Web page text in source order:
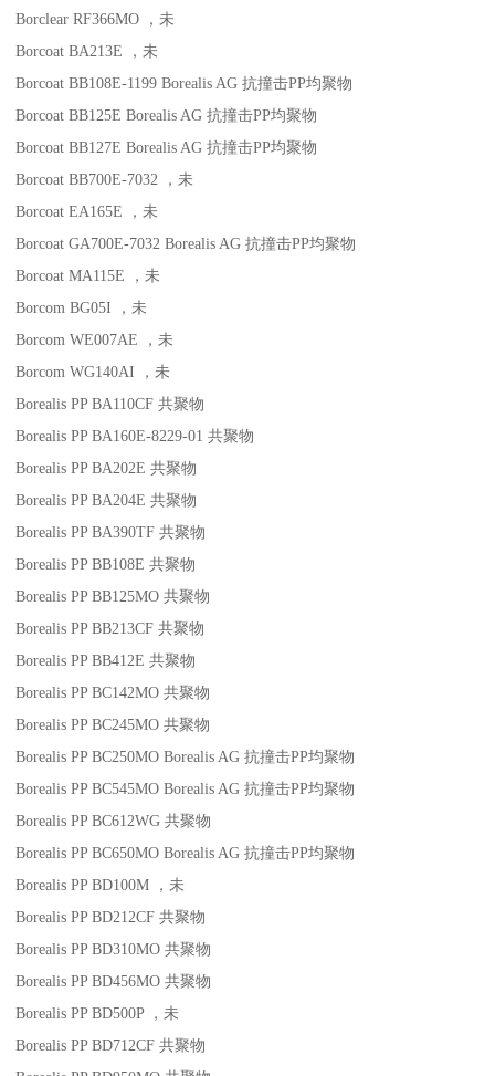
Borclear RF366MO
，未
Borcoat BA213E
，未
Borcoat BB108E-1199 Borealis AG 抗撞击PP均聚物
Borcoat BB125E Borealis AG 抗撞击PP均聚物
Borcoat BB127E Borealis AG 抗撞击PP均聚物
Borcoat BB700E-7032
，未
Borcoat EA165E
，未
Borcoat GA700E-7032 Borealis AG 抗撞击PP均聚物
Borcoat MA115E
，未
Borcom BG05I
，未
Borcom WE007AE
，未
Borcom WG140AI
，未
Borealis PP BA110CF 共聚物
Borealis PP BA160E-8229-01 共聚物
Borealis PP BA202E 共聚物
Borealis PP BA204E 共聚物
Borealis PP BA390TF 共聚物
Borealis PP BB108E 共聚物
Borealis PP BB125MO 共聚物
Borealis PP BB213CF 共聚物
Borealis PP BB412E 共聚物
Borealis PP BC142MO 共聚物
Borealis PP BC245MO 共聚物
Borealis PP BC250MO Borealis AG 抗撞击PP均聚物
Borealis PP BC545MO Borealis AG 抗撞击PP均聚物
Borealis PP BC612WG 共聚物
Borealis PP BC650MO Borealis AG 抗撞击PP均聚物
Borealis PP BD100M
，未
Borealis PP BD212CF 共聚物
Borealis PP BD310MO 共聚物
Borealis PP BD456MO 共聚物
Borealis PP BD500P
，未
Borealis PP BD712CF 共聚物